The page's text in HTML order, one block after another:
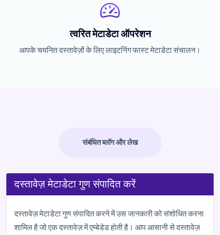
त्वरित मेटाडेटा ऑपरेशन
आपके चयनित दस्तावेज़ों के लिए लाइटनिंग फास्ट मेटाडेटा संचालन।
संबंधित ब्लॉग और लेख
दस्तावेज़ मेटाडेटा गुण संपादित करें
दस्तावेज़ मेटाडेटा गुण संपादित करने में उस जानकारी को संशोधित करना
शामिल है जो एक दस्तावेज़ में एम्बेडेड होती है। आप आसानी से दस्तावेज़